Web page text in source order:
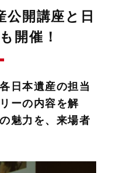
公開講座と日
開催！
日本遺産の担当
ーの内容を解
魅力を、来場者